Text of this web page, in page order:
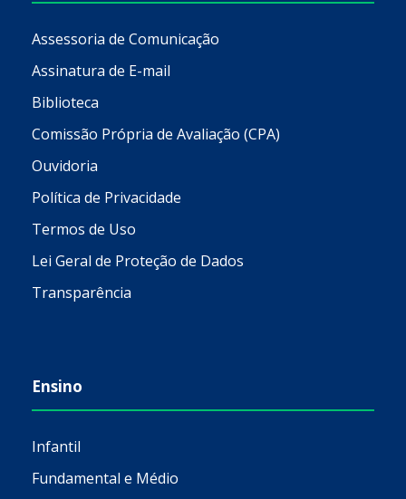
Assessoria de Comunicação
Assinatura de E-mail
Biblioteca
Comissão Própria de Avaliação (CPA)
Ouvidoria
Política de Privacidade
Termos de Uso
Lei Geral de Proteção de Dados
Transparência
Ensino
Infantil
Fundamental e Médio